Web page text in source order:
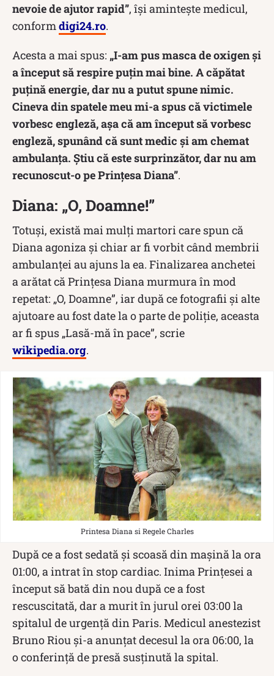
nevoie de ajutor rapid”, își amintește medicul,
conformdigi24.ro.
Acesta a mai spus: „I-am pus masca de oxigen și
a început să respire puțin mai bine. A căpătat
puțină energie, dar nu a putut spune nimic.
Cineva din spatele meu mi-a spus că victimele
vorbesc engleză, așa că am început să vorbesc
engleză, spunând că sunt medic și am chemat
ambulanța. Știu că este surprinzător, dar nu am
recunoscut-o pe Prințesa Diana”.
Diana: „O, Doamne!”
Totuși, există mai mulți martori care spun că
Diana agoniza și chiar ar fi vorbit când membrii
ambulanței au ajuns la ea. Finalizarea anchetei
a arătat că Prințesa Diana murmura în mod
repetat: „O, Doamne”, iar după ce fotografii și alte
ajutoare au fost date la o parte de poliție, aceasta
ar fi spus „Lasă-mă în pace”, scrie
wikipedia.org.
Printesa Diana si Regele Charles
După ce a fost sedată și scoasă din mașină la ora
01:00, a intrat în stop cardiac. Inima Prințesei a
început să bată din nou după ce a fost
rescuscitată, dar a murit în jurul orei 03:00 la
spitalul de urgență din Paris. Medicul anestezist
Bruno Riou și-a anunțat decesul la ora 06:00, la
o conferință de presă susținută la spital.